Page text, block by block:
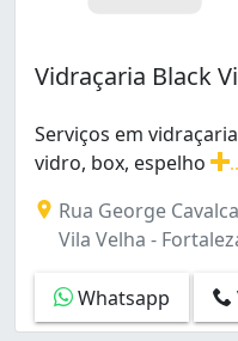
Vidraçaria Black
Serviços em
vidro, box, espelho
Rua George
Vila Velha -
Whatsapp